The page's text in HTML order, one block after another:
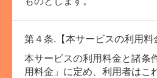
第４条.【本サービスの利用料
本サービスの利用料金と諸条
用料金」に定め、利用者はこ